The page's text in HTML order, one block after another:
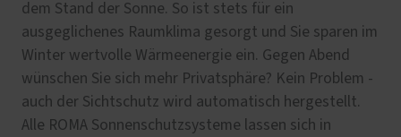
dem Stand der Sonne. So ist stets für ein
ausgeglichenes Raumklima gesorgt und Sie sparen im
Winter wertvolle Wärmeenergie ein. Gegen Abend
wünschen Sie sich mehr Privatsphäre? Kein Problem -
auch der Sichtschutz wird automatisch hergestellt.
Alle ROMA Sonnenschutzsysteme lassen sich in